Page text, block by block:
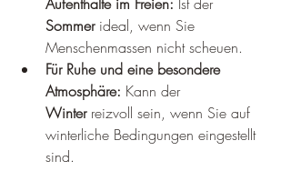
Sommer ideal, wenn Sie
Menschenmassen nicht scheuen.
Für Ruhe und eine besondere
Atmosphäre: Kann der
Winter reizvoll sein, wenn Sie auf
winterliche Bedingungen eingestellt
sind.